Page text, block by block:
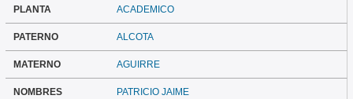
PLANTA ACADEMICO
PATERNO ALCOTA
MATERNO AGUIRRE
NOMBRES PATRICIO JAIME